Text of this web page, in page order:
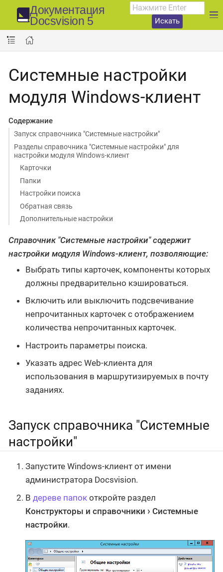
Документация
Docsvision 5
Искать
Системные настройки
модуля Windows-клиент
Содержание
Запуск справочника "Системные настройки"
Разделы справочника "Системные настройки" для
настройки модуля Windows-клиент
Карточки
Папки
Настройки поиска
Обратная связь
Дополнительные настройки
Справочник "Системные настройки" содержит
настройки модуля Windows-клиент, позволяющие:
Выбрать типы карточек, компоненты которых
должны предварительно кэшироваться.
Включить или выключить подсвечивание
непрочитанных карточек с отображением
количества непрочитанных карточек.
Настроить параметры поиска.
Указать адрес Web-клиента для
использования в маршрутизируемых в почту
заданиях.
Запуск справочника "Системные
настройки"
Запустите Windows-клиент от имени
администратора Docsvision.
В дереве папок откройте раздел
Конструкторы и справочники
Системные
настройки.